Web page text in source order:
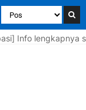
lengkapnya